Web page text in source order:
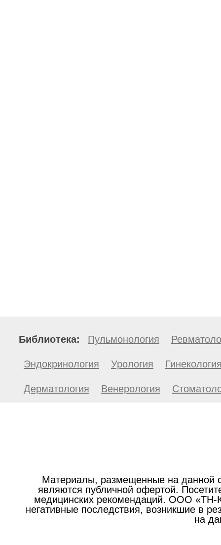
Библиотека: Пульмонология
Эндокринология Урология
Дерматология Венерология
Материалы, размещенные на данной
являются публичной офертой.
медицинских рекомендаций. ООО «ТН-
негативные последствия, возникшие в
на